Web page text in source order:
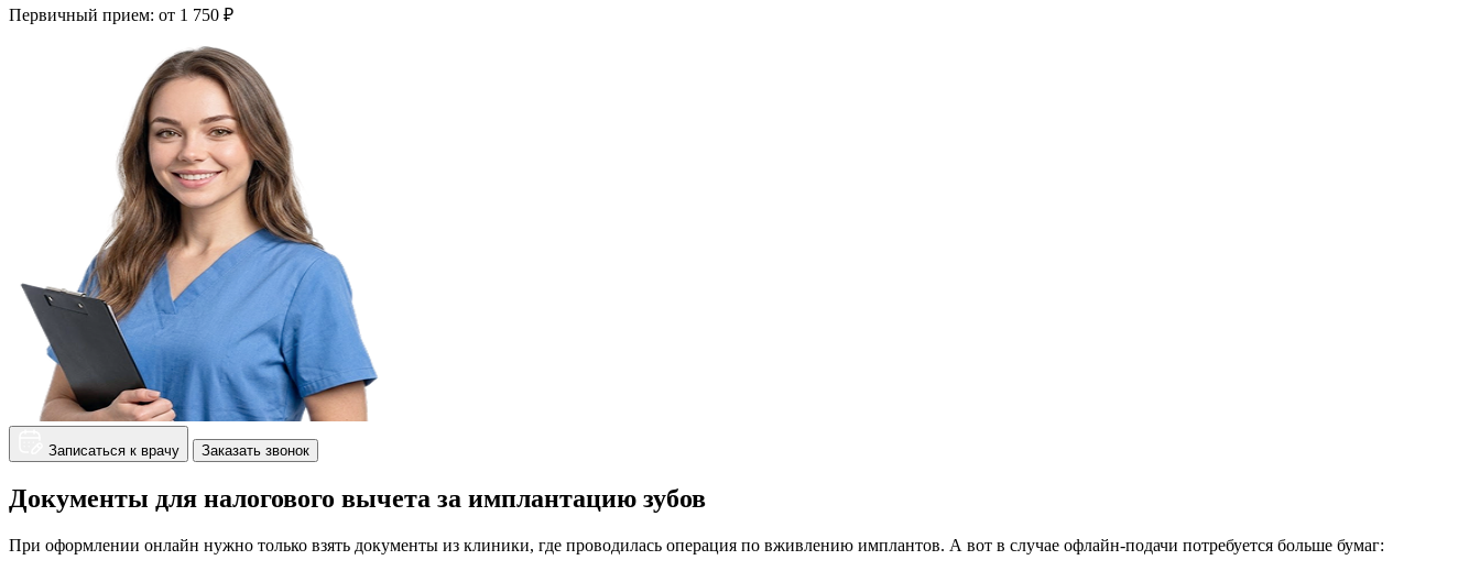
Первичный прием: от 1 750 ₽
Записаться к врачу Заказать звонок
Документы для налогового вычета за имплантацию зубов
При оформлении онлайн нужно только взять документы из клиники, где проводилась операция по вживлению имплантов. А вот в случае офлайн-подачи потребуется больше бумаг: